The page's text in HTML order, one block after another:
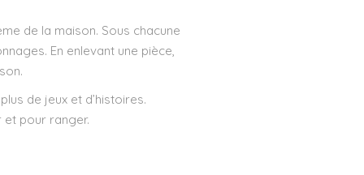
de la maison. Sous chacune
En enlevant une pièce,
de jeux et d’histoires.
pour ranger.